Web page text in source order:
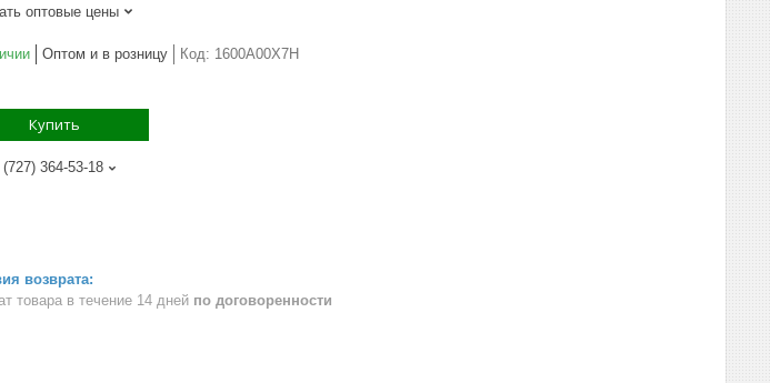
оптовые цены
Оптом и в розницу Код: 1600A00X7H
Купить
364-53-18
товара в течение 14 дней по договоренности